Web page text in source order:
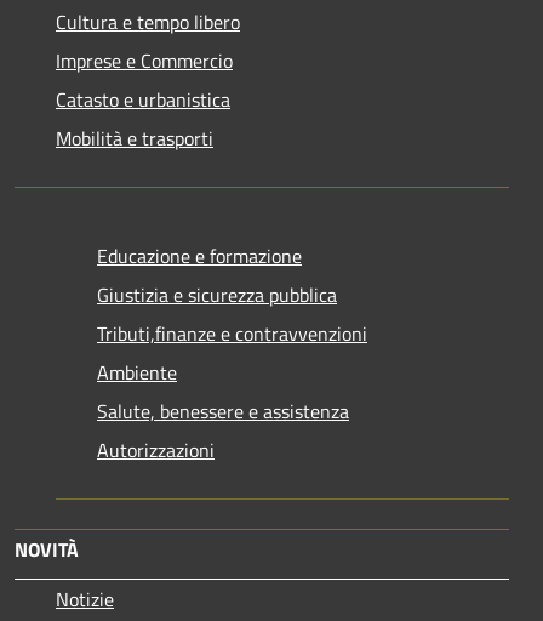
Cultura e tempo libero
Imprese e Commercio
Catasto e urbanistica
Mobilità e trasporti
Educazione e formazione
Giustizia e sicurezza pubblica
Tributi,finanze e contravvenzioni
Ambiente
Salute, benessere e assistenza
Autorizzazioni
NOVITÀ
Notizie